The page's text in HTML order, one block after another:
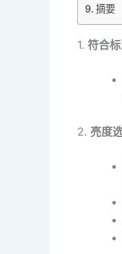
摘要
1. 符合
2. 亮度